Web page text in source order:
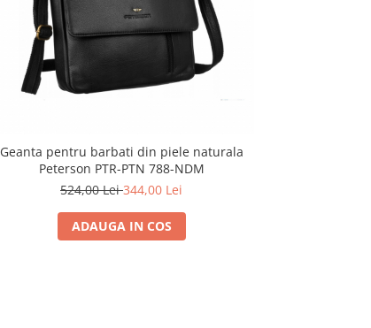
Geanta pentru barbati din piele naturala
Peterson PTR-PTN 788-NDM
524,00 Lei344,00 Lei
ADAUGA IN COS